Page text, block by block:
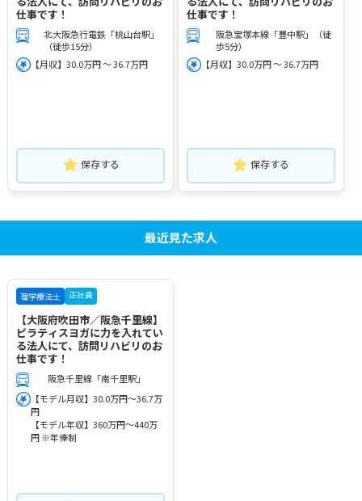
仕事です！
北大阪急行電鉄「桃山台駅」
（徒歩15分）
【月収】30.0万円 ～ 36.7万円
保存する
仕事です！
阪急宝塚本線「豊中駅」（徒
歩5分）
【月収】30.0万円 ～ 36.7万円
保存する
最近見た求人
理学療法士 正社員
【大阪府吹田市／阪急千里線】
ピラティスヨガに力を入れてい
る法人にて、訪問リハビリのお
仕事です！
阪急千里線「南千里駅」
【モデル月収】30.0万円～36.7万
円
【モデル年収】360万円～440万
円 ※年俸制